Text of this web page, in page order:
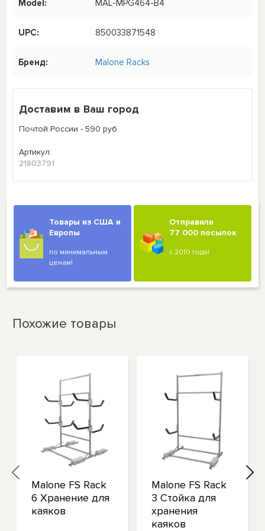
Model: MAL-MPG464-B4
UPC: 850033871548
Бренд: Malone Racks
Доставим в Ваш город
Почтой России - 590 руб
Артикул:
21803791
Товары из США и
Европы
по минимальным
ценам!
Отправили
77 000 посылок
с 2010 года!
Похожие товары
Malone FS Rack
6 Хранение для
каяков
Malone FS Rack
3 Стойка для
хранения
каяков